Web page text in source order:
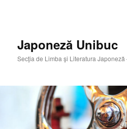
Japoneză Unibuc
Secţia de Limba şi Literatura